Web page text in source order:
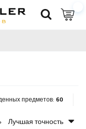
предметов: 60
Лучшая точность